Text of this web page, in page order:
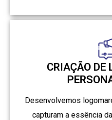
CRIAÇÃO DE
Desenvolvemos
capturam a essência